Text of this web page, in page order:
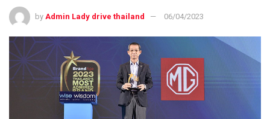
by Admin Lady drive thailand 06/04/2023